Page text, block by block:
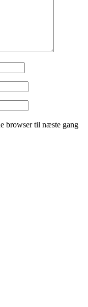
browser til næste gang